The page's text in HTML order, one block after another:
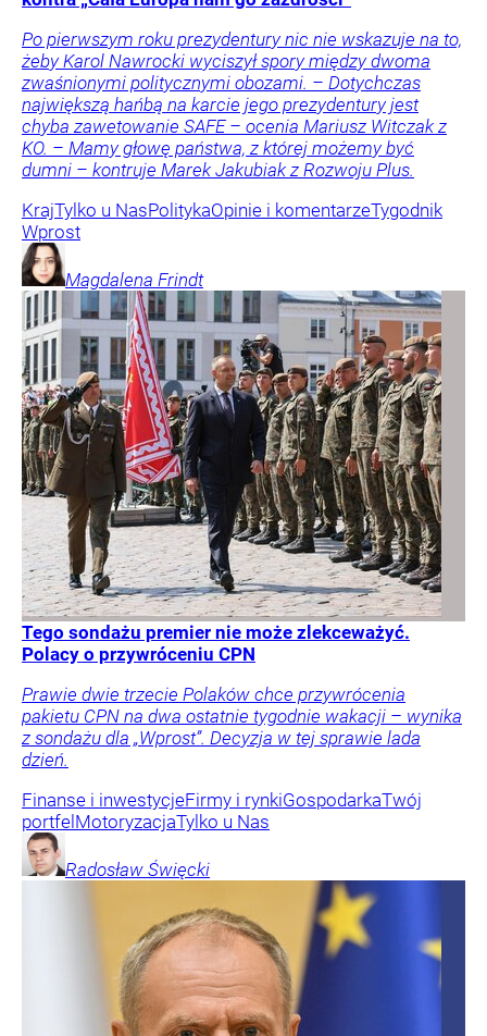
Po pierwszym roku prezydentury nic nie wskazuje na to,
żeby Karol Nawrocki wyciszył spory między dwoma
zwaśnionymi politycznymi obozami. – Dotychczas
największą hańbą na karcie jego prezydentury jest
chyba zawetowanie SAFE – ocenia Mariusz Witczak z
KO. – Mamy głowę państwa, z której możemy być
dumni – kontruje Marek Jakubiak z Rozwoju Plus.
KrajTylko u NasPolitykaOpinie i komentarzeTygodnik
Wprost
Magdalena Frindt
Tego sondażu premier nie może zlekceważyć.
Polacy o przywróceniu CPN
Prawie dwie trzecie Polaków chce przywrócenia
pakietu CPN na dwa ostatnie tygodnie wakacji – wynika
z sondażu dla „Wprost”. Decyzja w tej sprawie lada
dzień.
Finanse i inwestycjeFirmy i rynkiGospodarkaTwój
portfelMotoryzacjaTylko u Nas
Radosław Święcki